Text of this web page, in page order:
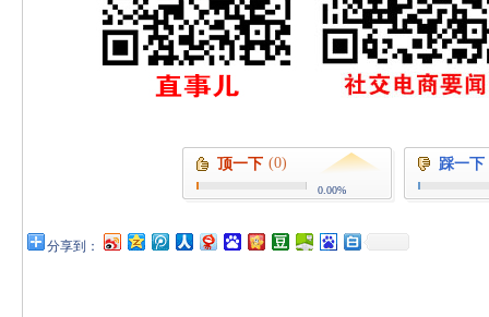
顶一下 (0)
0.00%
踩一下
分享到：